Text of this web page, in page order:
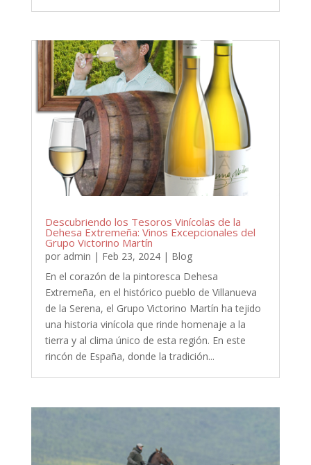
Descubriendo los Tesoros Vinícolas de la
Dehesa Extremeña: Vinos Excepcionales del
Grupo Victorino Martín
por admin | Feb 23, 2024| Blog
En el corazón de la pintoresca Dehesa
Extremeña, en el histórico pueblo de Villanueva
de la Serena, el Grupo Victorino Martín ha tejido
una historia vinícola que rinde homenaje a la
tierra y al clima único de esta región. En este
rincón de España, donde la tradición...